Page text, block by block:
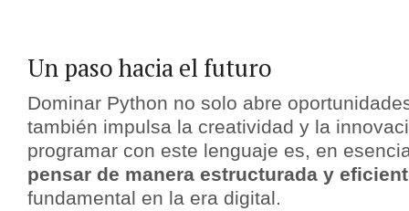
Un paso hacia el futuro
Dominar Python no solo abre
también impulsa la creatividad y la
programar con este lenguaje es, en
pensar de manera estructurada y
fundamental en la era digital.